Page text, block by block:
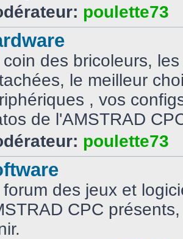
poulette73
coin des bricoleurs,
le meilleur
, vos
de l'AMSTRAD
poulette73
forum des jeux et
CPC